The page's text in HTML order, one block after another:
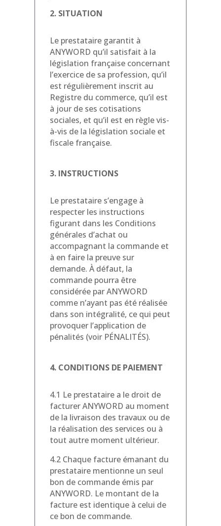
2. SITUATION
Le prestataire garantit à
ANYWORD qu’il satisfait à la
législation française concernant
l’exercice de sa profession, qu’il
est régulièrement inscrit au
Registre du commerce, qu’il est
à jour de ses cotisations
sociales, et qu’il est en règle vis-
à-vis de la législation sociale et
fiscale française.
3. INSTRUCTIONS
Le prestataire s’engage à
respecter les instructions
figurant dans les Conditions
générales d’achat ou
accompagnant la commande et
à en faire la preuve sur
demande. À défaut, la
commande pourra être
considérée par ANYWORD
comme n’ayant pas été réalisée
dans son intégralité, ce qui peut
provoquer l’application de
pénalités (voir PÉNALITÉS).
4. CONDITIONS DE PAIEMENT
4.1 Le prestataire a le droit de
facturer ANYWORD au moment
de la livraison des travaux ou de
la réalisation des services ou à
tout autre moment ultérieur.
4.2 Chaque facture émanant du
prestataire mentionne un seul
bon de commande émis par
ANYWORD. Le montant de la
facture est identique à celui de
ce bon de commande.